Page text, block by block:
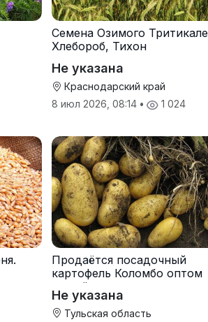
Семена Озимого Тритикале
Хлебороб, Тихон
Не указана
Краснодарский край
8 июл 2026, 08:14 • 1 024
Продаётся посадочный
картофель Коломбо оптом
от трёх тонн
Не указана
Тульская область